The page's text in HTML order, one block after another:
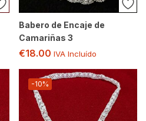
Babero de Encaje de
Camariñas 3
€18.00 IVA Incluído
-10%